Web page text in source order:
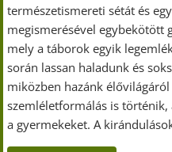
természetismereti sétát és
megismerésével egybekötött
mely a táborok egyik
során lassan haladunk és
miközben hazánk
szemléletformálás is
a gyermekeket. A